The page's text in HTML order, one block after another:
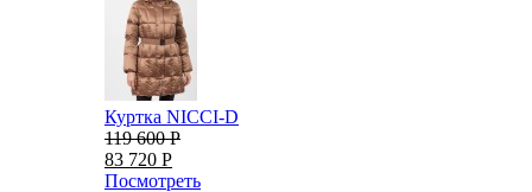
Куртка NICCI-D
119 600 Р
83 720 Р
Посмотреть